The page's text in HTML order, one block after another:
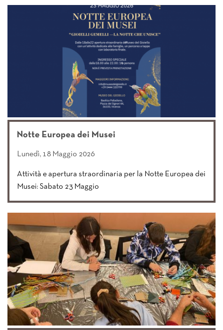
Notte Europea dei Musei
Lunedì, 18 Maggio 2026
Attività e apertura straordinaria per la Notte Europea dei
Musei: Sabato 23 Maggio